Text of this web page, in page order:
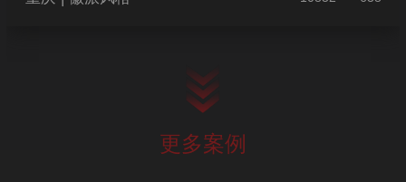
更多案例